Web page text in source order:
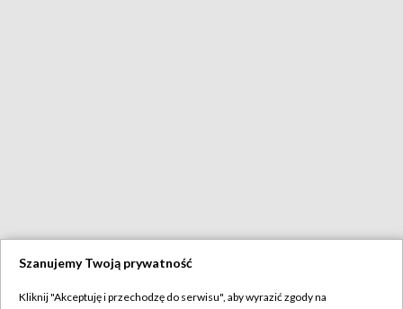
Szanujemy Twoją prywatność
Kliknij "Akceptuję i przechodzę do serwisu", aby wyrazić zgody na